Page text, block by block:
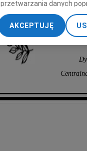
przetwarzania danych
„Ustawienia
My, nasi Zaufani
dokładnych danych
Przechowywanie
treści, badnie odbiorców i
AKCEPTUJĘ